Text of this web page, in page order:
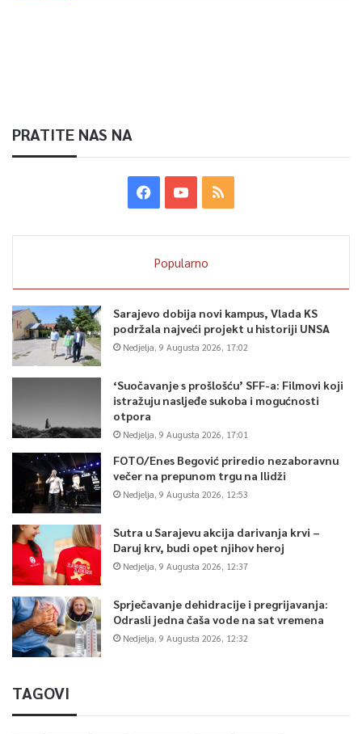
PRATITE NAS NA
Popularno
Sarajevo dobija novi kampus, Vlada KS
podržala najveći projekt u historiji UNSA
Nedjelja, 9 Augusta 2026, 17:02
‘Suočavanje s prošlošću’ SFF-a: Filmovi koji
istražuju nasljeđe sukoba i mogućnosti
otpora
Nedjelja, 9 Augusta 2026, 17:01
FOTO/Enes Begović priredio nezaboravnu
večer na prepunom trgu na Ilidži
Nedjelja, 9 Augusta 2026, 12:53
Sutra u Sarajevu akcija darivanja krvi –
Daruj krv, budi opet njihov heroj
Nedjelja, 9 Augusta 2026, 12:37
Sprječavanje dehidracije i pregrijavanja:
Odrasli jedna čaša vode na sat vremena
Nedjelja, 9 Augusta 2026, 12:32
TAGOVI